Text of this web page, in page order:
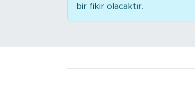
bir fikir olacaktır.